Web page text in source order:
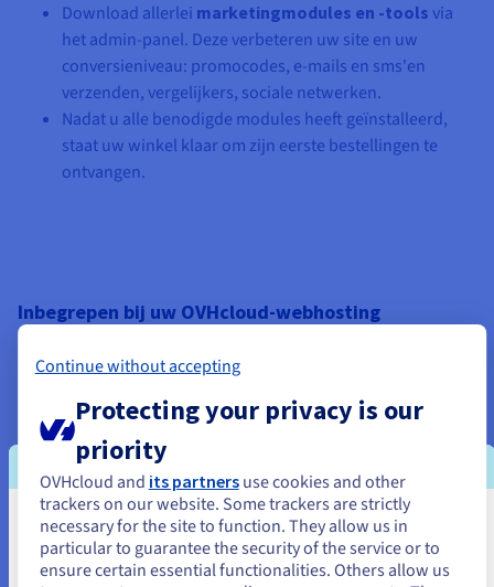
Download allerlei marketingmodules en -tools via
het admin-panel. Deze verbeteren uw site en uw
conversieniveau: promocodes, e-mails en sms'en
verzenden, vergelijkers, sociale netwerken.
Nadat u alle benodigde modules heeft geïnstalleerd,
staat uw winkel klaar om zijn eerste bestellingen te
ontvangen.
Inbegrepen bij uw OVHcloud-webhosting
Gratis domeinnaam tijdens het eerste jaar
Let's Encrypt SSL-certificaat : het Let's Encrypt SSL-
certificaat is bij uw webhostingpakket inbegrepen. Door
de transacties op uw e-commerce site te versleutelen
kunt u ervoor zorgen dat uw klanten er zeker van zijn
dat de gegevens die via uw winkel worden verzonden,
afkomstig zijn van een veilige bron en vertrouwelijk
blijven.
Je lijkt je in Verenigde Staten te
bevinden.
Continue without accepting
Protecting your privacy is our
priority
OVHcloud and its partnersuse cookies and other
trackers on our website. Some trackers are strictly
necessary for the site to function. They allow us in
particular to guarantee the security of the service or to
ensure certain essential functionalities. Others allow us